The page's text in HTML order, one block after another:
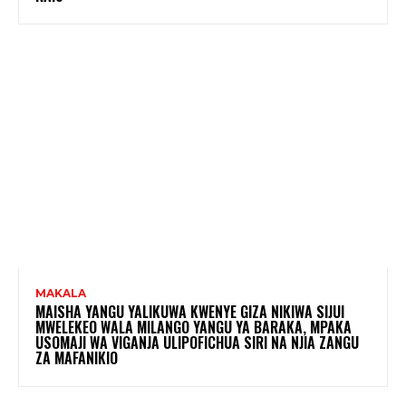
MAKALA
MAISHA YANGU YALIKUWA KWENYE GIZA NIKIWA SIJUI
MWELEKEO WALA MILANGO YANGU YA BARAKA, MPAKA
USOMAJI WA VIGANJA ULIPOFICHUA SIRI NA NJIA ZANGU
ZA MAFANIKIO